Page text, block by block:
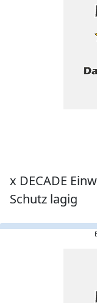
x DECADE
Schutz lagig